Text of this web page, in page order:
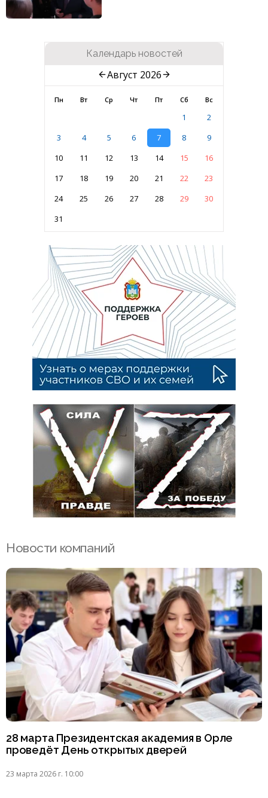
Календарь новостей
Август 2026
Пн Вт Ср Чт Пт Сб Вс
1
2
3
4 5 6 7 8
9
10
11 12 13 14 15
16
17
18 19 20 21 22
23
24
25 26 27 28 29
30
31
Новости компаний
28 марта Президентская академия в Орле
проведёт День открытых дверей
23 марта 2026 г. 10:00